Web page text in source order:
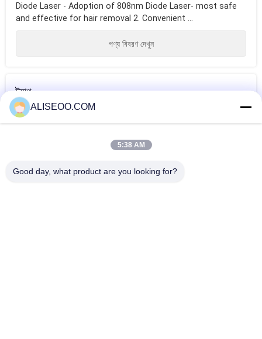
Diode Laser - Adoption of 808nm Diode Laser- most safe
and effective for hair removal 2. Convenient ...
পণ্য বিবরণ দেখুন
ট্যাগ
ডায়োড লেজার হেয়ার
লেজার হেয়ার রিমুভাল
পেশাদার মেশিন
আন্ডারআর্ম লেজার হেয়ার
ALISEOO.COM
5:38 AM
Good day, what product are you looking for?